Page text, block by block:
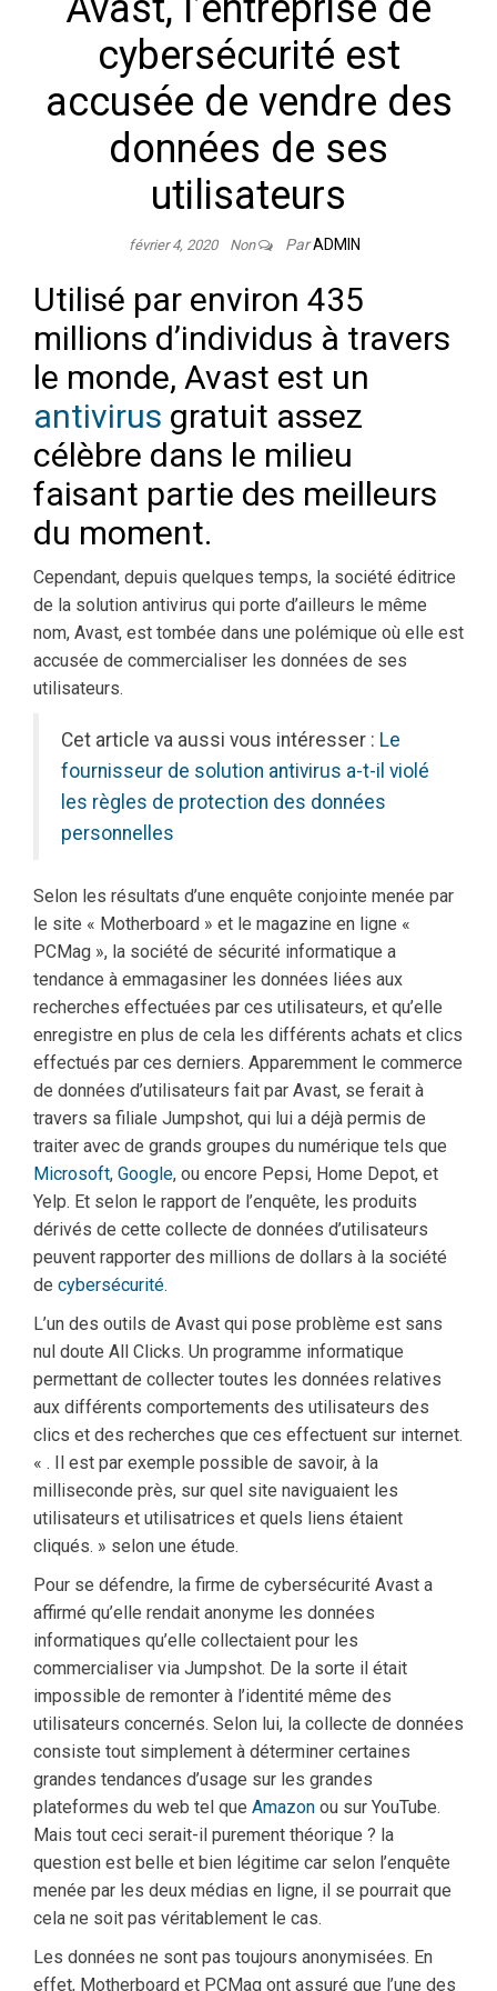
Avast, l’entreprise de
cybersécurité est
accusée de vendre des
données de ses
utilisateurs
février 4, 2020 Non ParADMIN
Utilisé par environ 435
millions d’individus à travers
le monde, Avast est un
antivirus gratuit assez
célèbre dans le milieu
faisant partie des meilleurs
du moment.
Cependant, depuis quelques temps, la société éditrice
de la solution antivirus qui porte d’ailleurs le même
nom, Avast, est tombée dans une polémique où elle est
accusée de commercialiser les données de ses
utilisateurs.
Cet article va aussi vous intéresser : Le
fournisseur de solution antivirus a-t-il violé
les règles de protection des données
personnelles
Selon les résultats d’une enquête conjointe menée par
le site « Motherboard » et le magazine en ligne «
PCMag », la société de sécurité informatique a
tendance à emmagasiner les données liées aux
recherches effectuées par ces utilisateurs, et qu’elle
enregistre en plus de cela les différents achats et clics
effectués par ces derniers. Apparemment le commerce
de données d’utilisateurs fait par Avast, se ferait à
travers sa filiale Jumpshot, qui lui a déjà permis de
traiter avec de grands groupes du numérique tels que
Microsoft, Google, ou encore Pepsi, Home Depot, et
Yelp. Et selon le rapport de l’enquête, les produits
dérivés de cette collecte de données d’utilisateurs
peuvent rapporter des millions de dollars à la société
de cybersécurité.
L’un des outils de Avast qui pose problème est sans
nul doute All Clicks. Un programme informatique
permettant de collecter toutes les données relatives
aux différents comportements des utilisateurs des
clics et des recherches que ces effectuent sur internet.
« . Il est par exemple possible de savoir, à la
milliseconde près, sur quel site naviguaient les
utilisateurs et utilisatrices et quels liens étaient
cliqués. » selon une étude.
Pour se défendre, la firme de cybersécurité Avast a
affirmé qu’elle rendait anonyme les données
informatiques qu’elle collectaient pour les
commercialiser via Jumpshot. De la sorte il était
impossible de remonter à l’identité même des
utilisateurs concernés. Selon lui, la collecte de données
consiste tout simplement à déterminer certaines
grandes tendances d’usage sur les grandes
plateformes du web tel que Amazon ou sur YouTube.
Mais tout ceci serait-il purement théorique ? la
question est belle et bien légitime car selon l’enquête
menée par les deux médias en ligne, il se pourrait que
cela ne soit pas véritablement le cas.
Les données ne sont pas toujours anonymisées. En
effet, Motherboard et PCMag ont assuré que l’une des